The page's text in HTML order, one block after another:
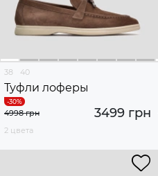
38 40
Туфли лоферы
3499 грн
4998 грн
2 цвета